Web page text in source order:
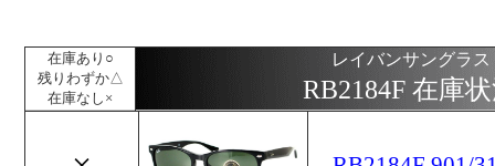
在庫あり○
残りわずか△
在庫なし×
レイバンサングラス
RB2184F 在庫